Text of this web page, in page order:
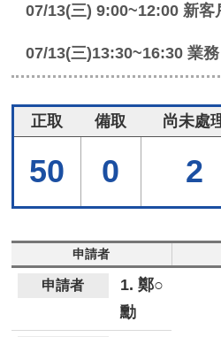
07/13(三) 9:00~12:00 新客
07/13(三)13:30~16:30 業
正取 備取 尚未處
50 0 2
申請者
1. 鄭○
勳